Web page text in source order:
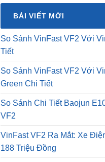
BÀI VIẾT MỚI
So Sánh VinFast VF2 Với
Tiết
So Sánh VinFast VF2 Với
Green Chi Tiết
So Sánh Chi Tiết Baojun
VF2
VinFast VF2 Ra Mắt: Xe
188 Triệu Đồng